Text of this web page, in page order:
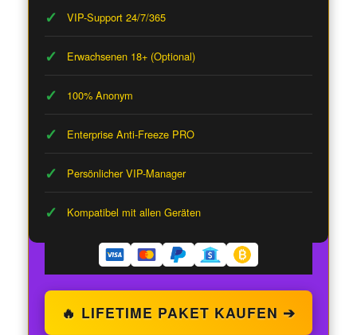
VIP-Support 24/7/365
Erwachsenen 18+ (Optional)
100% Anonym
Enterprise Anti-Freeze PRO
Persönlicher VIP-Manager
Kompatibel mit allen Geräten
🔥 LIFETIME PAKET KAUFEN ➔